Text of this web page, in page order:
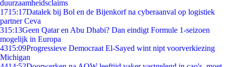
duurzaamheidsclaims
1715:17Datalek bij Bol en de Bijenkorf na cyberaanval op logistiek
partner Ceva
315:13Geen Qatar en Abu Dhabi? Dan eindigt Formule 1-seizoen
mogelijk in Europa
4315:09Progressieve Democraat El-Sayed wint nipt voorverkiezing
Michigan